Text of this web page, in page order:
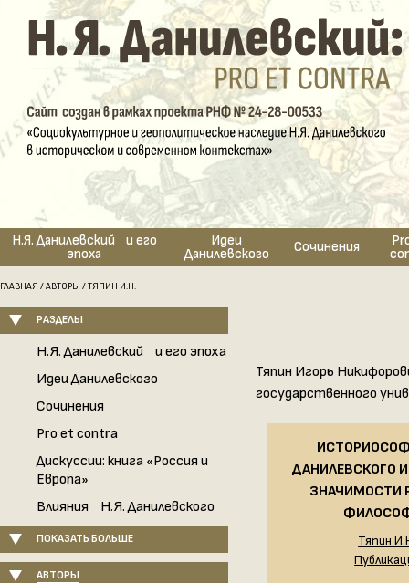
Н.Я. Данилевский и его
эпоха
Идеи
Данилевского Сочинения
ГЛАВНАЯ /АВТОРЫ / ТЯПИН И.Н.
РАЗДЕЛЫ
Н.Я. Данилевский и его эпоха
Идеи Данилевского
Сочинения
Pro et contra
Дискуссии: книга «Россия и
Европа»
Влияния Н.Я. Данилевского
ПОКАЗАТЬ БОЛЬШЕ
АВТОРЫ
Тяпин Игорь
государственного
ДАНИЛЕВСКОГО
ЗНАЧИМОСТИ
Тяпин